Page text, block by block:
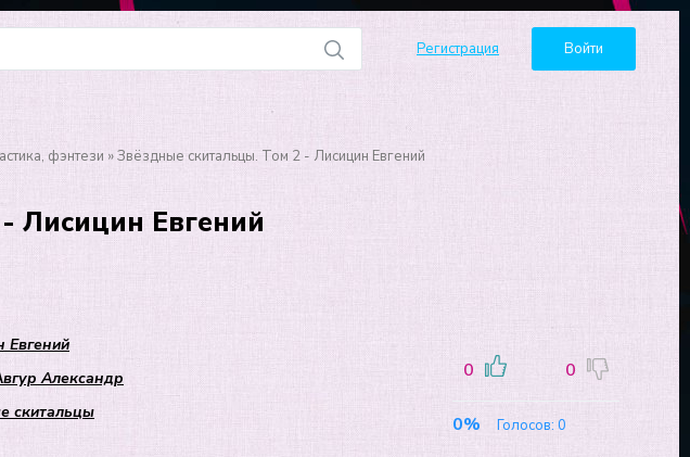
Регистрация Войти
фэнтези » Звёздные скитальцы. Том 2 - Лисицин Евгений
Лисицин Евгений
Евгений
Александр
скитальцы
0 0
0% Голосов: 0